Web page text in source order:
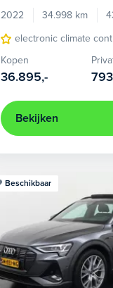
2022
34.998 km
electronic climate
Kopen
36.895,-
Bekijken
Beschikbaar